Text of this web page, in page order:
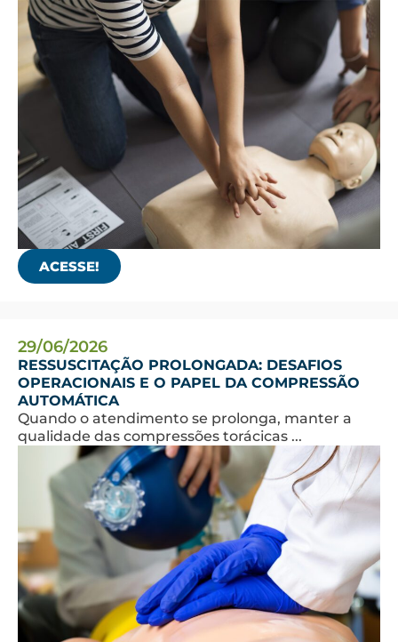
ACESSE!
29/06/2026
RESSUSCITAÇÃO PROLONGADA: DESAFIOS
OPERACIONAIS E O PAPEL DA COMPRESSÃO
AUTOMÁTICA
Quando o atendimento se prolonga, manter a
qualidade das compressões torácicas ...